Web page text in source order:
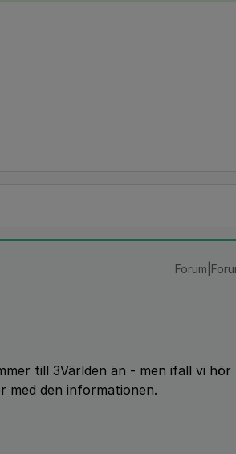
till 3Världen än - men ifall vi hör
med den informationen.